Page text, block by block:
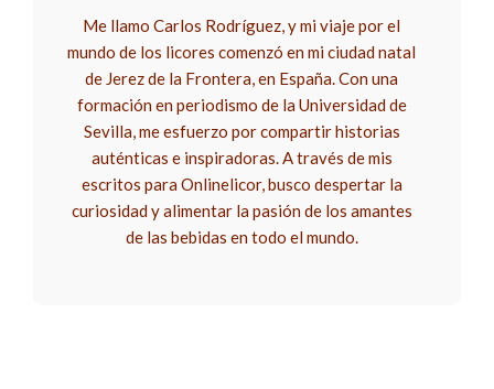
Me llamo Carlos Rodríguez, y mi viaje por el
mundo de los licores comenzó en mi ciudad natal
de Jerez de la Frontera, en España. Con una
formación en periodismo de la Universidad de
Sevilla, me esfuerzo por compartir historias
auténticas e inspiradoras. A través de mis
escritos para Onlinelicor, busco despertar la
curiosidad y alimentar la pasión de los amantes
de las bebidas en todo el mundo.